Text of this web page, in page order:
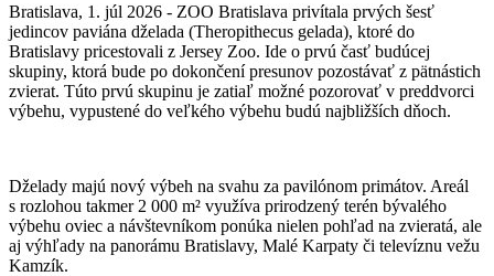
Bratislava, 1. júl 2026 - ZOO Bratislava privítala prvých šesť
jedincov paviána dželada (Theropithecus gelada), ktoré do
Bratislavy pricestovali z Jersey Zoo. Ide o prvú časť budúcej
skupiny, ktorá bude po dokončení presunov pozostávať z pätnástich
zvierat. Túto prvú skupinu je zatiaľ možné pozorovať v preddvorci
výbehu, vypustené do veľkého výbehu budú najbližších dňoch.
Dželady majú nový výbeh na svahu za pavilónom primátov. Areál
s rozlohou takmer 2 000 m² využíva prirodzený terén bývalého
výbehu oviec a návštevníkom ponúka nielen pohľad na zvieratá, ale
aj výhľady na panorámu Bratislavy, Malé Karpaty či televíznu vežu
Kamzík.